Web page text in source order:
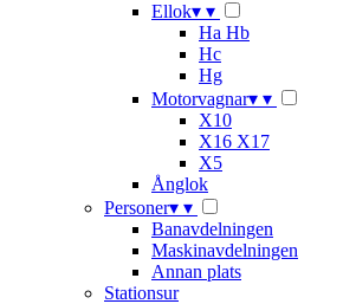
Ellok▾ ▾
Ha Hb
Hc
Hg
Motorvagnar▾ ▾
X10
X16 X17
X5
Ånglok
Personer▾ ▾
Banavdelningen
Maskinavdelningen
Annan plats
Stationsur